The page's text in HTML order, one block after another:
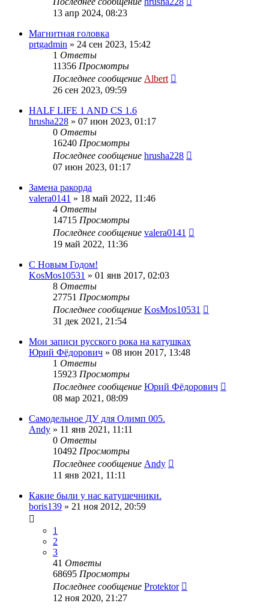
13 апр 2024, 08:23
Магнитная головка
prtgadmin » 24 сен 2023, 15:42
1 Ответы
11356 Просмотры
Последнее сообщение Albert
26 сен 2023, 09:59
HALF LIFE 1 AND CS 1.6
hrusha228 » 07 июн 2023, 01:17
0 Ответы
16240 Просмотры
Последнее сообщение hrusha228
07 июн 2023, 01:17
Замена ракорда
valera0141 » 18 май 2022, 11:46
4 Ответы
14715 Просмотры
Последнее сообщение valera0141
19 май 2022, 11:36
С Новым Годом!
KosMos10531 » 01 янв 2017, 02:03
8 Ответы
27751 Просмотры
Последнее сообщение KosMos10531
31 дек 2021, 21:54
Мои записи русского рока на катушках
Юрий Фёдорович » 08 июн 2017, 13:48
1 Ответы
15923 Просмотры
Последнее сообщение Юрий Фёдорович
08 мар 2021, 08:09
Самодельное ДУ для Олимп 005.
Andy » 11 янв 2021, 11:11
0 Ответы
10492 Просмотры
Последнее сообщение Andy
11 янв 2021, 11:11
Какие были у нас катушечники.
boris139 » 21 ноя 2012, 20:59
1
2
3
41 Ответы
68695 Просмотры
Последнее сообщение Protektor
12 ноя 2020, 21:27